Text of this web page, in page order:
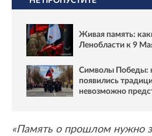
Живая память:
Ленобласти к 9
Символы Победы:
появились
невозможно
«Память о прошлом нужно